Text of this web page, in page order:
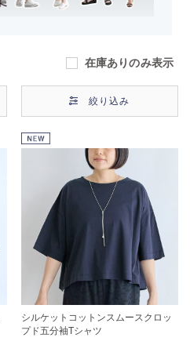
在庫ありのみ表示
絞り込み
シルケットコットンスムースクロッ
プド五分袖Tシャツ